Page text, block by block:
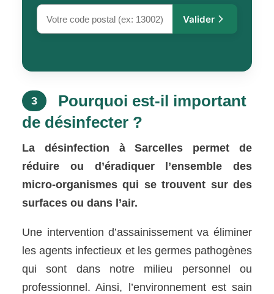
Valider
3
Pourquoi est-il important
de désinfecter ?
La désinfection à Sarcelles permet de
réduire ou d’éradiquer l’ensemble des
micro-organismes qui se trouvent sur des
surfaces ou dans l’air.
Une intervention d’assainissement va éliminer
les agents infectieux et les germes pathogènes
qui sont dans notre milieu personnel ou
professionnel. Ainsi, l’environnement est sain